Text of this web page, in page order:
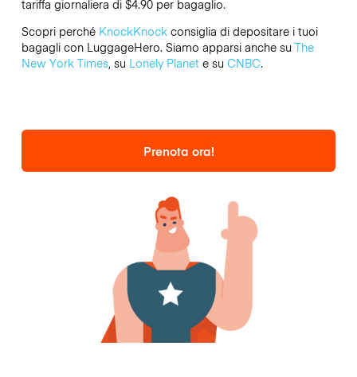
tariffa giornaliera di $4.90 per bagaglio.
Scopri perché KnockKnockconsiglia di depositare i tuoi
bagagli con LuggageHero. Siamo apparsi anche su The
New York Times, su Lonely Planete su CNBC.
Prenota ora!